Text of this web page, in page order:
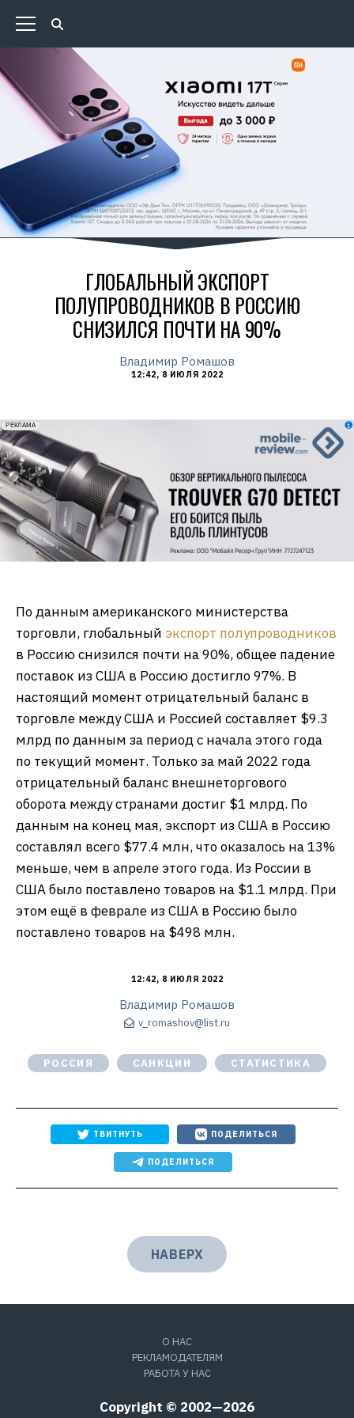
ГЛОБАЛЬНЫЙ ЭКСПОРТ
ПОЛУПРОВОДНИКОВ В РОССИЮ
СНИЗИЛСЯ ПОЧТИ НА 90%
Владимир Ромашов
12:42, 8 ИЮЛЯ 2022
erid: 2VfnxxmNzs5
РЕКЛАМА
По данным американского министерства
торговли, глобальный экспорт полупроводников
в Россию снизился почти на 90%, общее падение
поставок из США в Россию достигло 97%. В
настоящий момент отрицательный баланс в
торговле между США и Россией составляет $9.3
млрд по данным за период с начала этого года
по текущий момент. Только за май 2022 года
отрицательный баланс внешнеторгового
оборота между странами достиг $1 млрд. По
данным на конец мая, экспорт из США в Россию
составлял всего $77.4 млн, что оказалось на 13%
меньше, чем в апреле этого года. Из России в
США было поставлено товаров на $1.1 млрд. При
этом ещё в феврале из США в Россию было
поставлено товаров на $498 млн.
12:42, 8 ИЮЛЯ 2022
Владимир Ромашов
v_romashov@list.ru
РОССИЯ САНКЦИИ СТАТИСТИКА
ТВИТНУТЬ ПОДЕЛИТЬСЯ
ПОДЕЛИТЬСЯ
НАВЕРХ
О НАС
РЕКЛАМОДАТЕЛЯМ
РАБОТА У НАС
Copyright © 2002—2026